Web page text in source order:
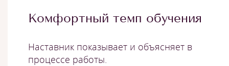
Комфортный темп обучения
Наставник показывает и объясняет в
процессе работы.